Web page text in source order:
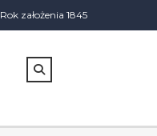
Rok założenia 1845